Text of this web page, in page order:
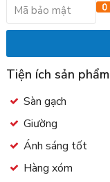
Tiện ích sản phẩm
Sàn gạch
Giường
Ánh sáng tốt
Hàng xóm